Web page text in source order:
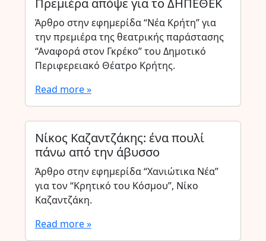
Πρεμιέρα απόψε για το ΔΗΠΕΘΕΚ
Άρθρο στην εφημερίδα “Νέα Κρήτη” για
την πρεμιέρα της θεατρικής παράστασης
“Αναφορά στον Γκρέκο” του Δημοτικό
Περιφερειακό Θέατρο Κρήτης.
Read more »
Νίκος Καζαντζάκης: ένα πουλί
πάνω από την άβυσσο
Άρθρο στην εφημερίδα “Χανιώτικα Νέα”
για τον “Κρητικό του Κόσμου”, Νίκο
Καζαντζάκη.
Read more »